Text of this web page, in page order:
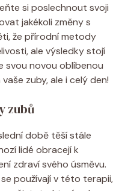
si poslechnout svoji
jakékoli změny s
že přírodní metody
ale výsledky stojí
svou novou oblíbenou
zuby, ale i celý den!
zubů
době těší stále
lidé obracejí k
zdraví svého úsměvu.
používají v této terapii,